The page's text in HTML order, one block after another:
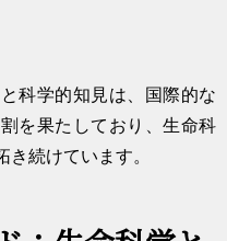
科学的知見は、国際的な
を果たしており、生命科
続けています。